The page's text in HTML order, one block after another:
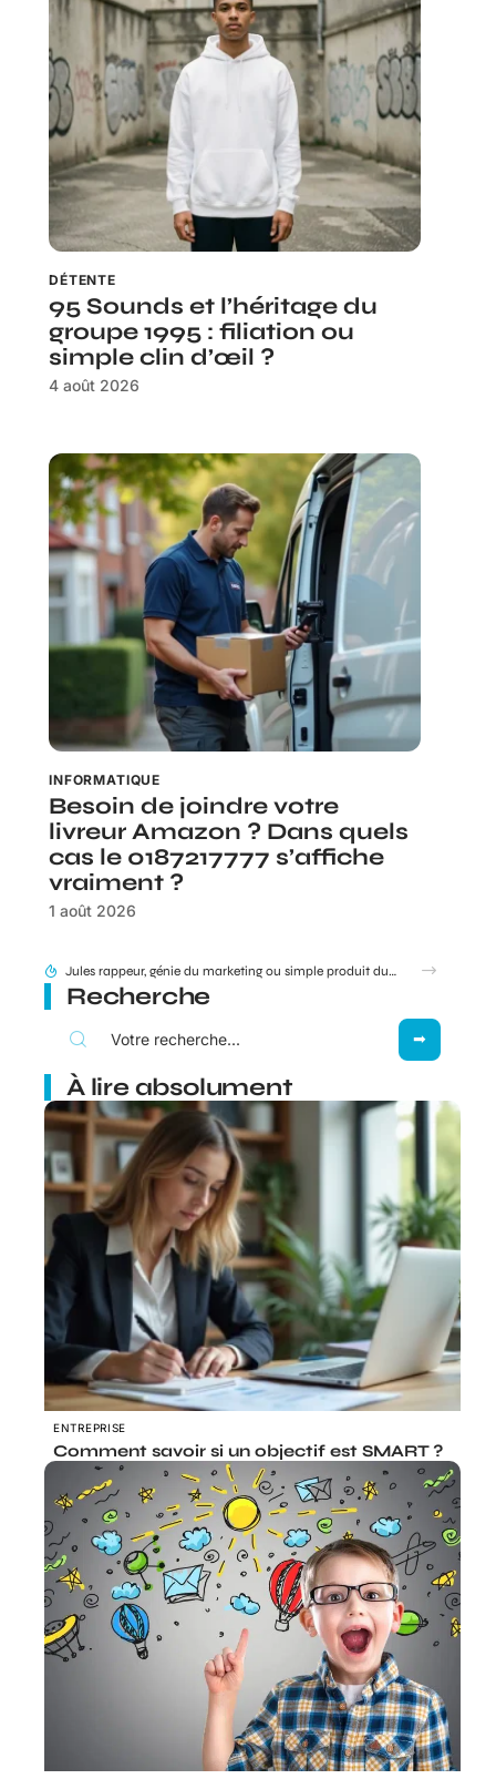
DÉTENTE
95 Sounds et l’héritage du
groupe 1995 : filiation ou
simple clin d’œil ?
4 août 2026
INFORMATIQUE
Besoin de joindre votre
livreur Amazon ? Dans quels
cas le 0187217777 s’affiche
vraiment ?
1 août 2026
95 Sounds et l’héritage du groupe 1995 : filiation ou simple clin d’œil ?
Recherche
À lire absolument
ENTREPRISE
Comment savoir si un objectif est SMART ?